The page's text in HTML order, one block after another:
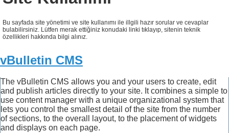
Bu sayfada site yönetimi ve site kullanımı ile illgili hazır sorular ve cevaplar
bulabilirsiniz. Lütfen merak ettiğiniz konudaki linki tıklayıp, sitenin teknik
özellikleri hakkında bilgi alınız.
vBulletin CMS
The vBulletin CMS allows you and your users to create, edit
and publish articles directly to your site. It combines a simple to
use content manager with a unique organizational system that
lets you control the smallest detail of the site from the number
of sections, to the overall layout, to the placement of widgets
and displays on each page.